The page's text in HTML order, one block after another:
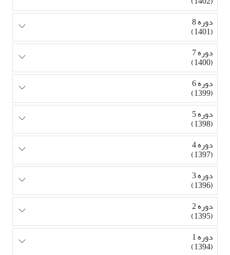
دوره 8
(1401)
دوره 7
(1400)
دوره 6
(1399)
دوره 5
(1398)
دوره 4
(1397)
دوره 3
(1396)
دوره 2
(1395)
دوره 1
(1394)